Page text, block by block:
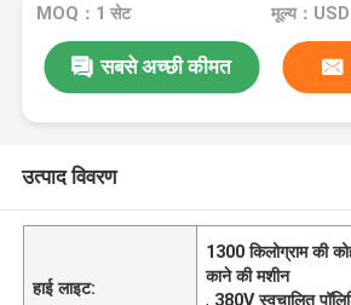
MOQ：1 सेट
सबसे अच्छी कीमत
उत्पाद विवरण
हाई लाइट:
1300 किलोग्राम की
काने की मशीन
, 380V स्वचालित